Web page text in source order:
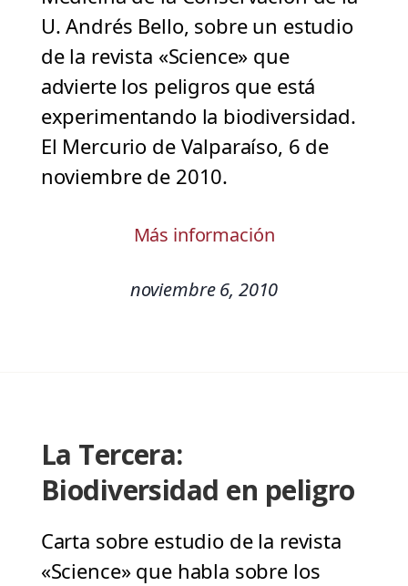
U. Andrés Bello, sobre un estudio
de la revista «Science» que
advierte los peligros que está
experimentando la biodiversidad.
El Mercurio de Valparaíso, 6 de
noviembre de 2010.
Más información
noviembre 6, 2010
La Tercera:
Biodiversidad en peligro
Carta sobre estudio de la revista
«Science» que habla sobre los